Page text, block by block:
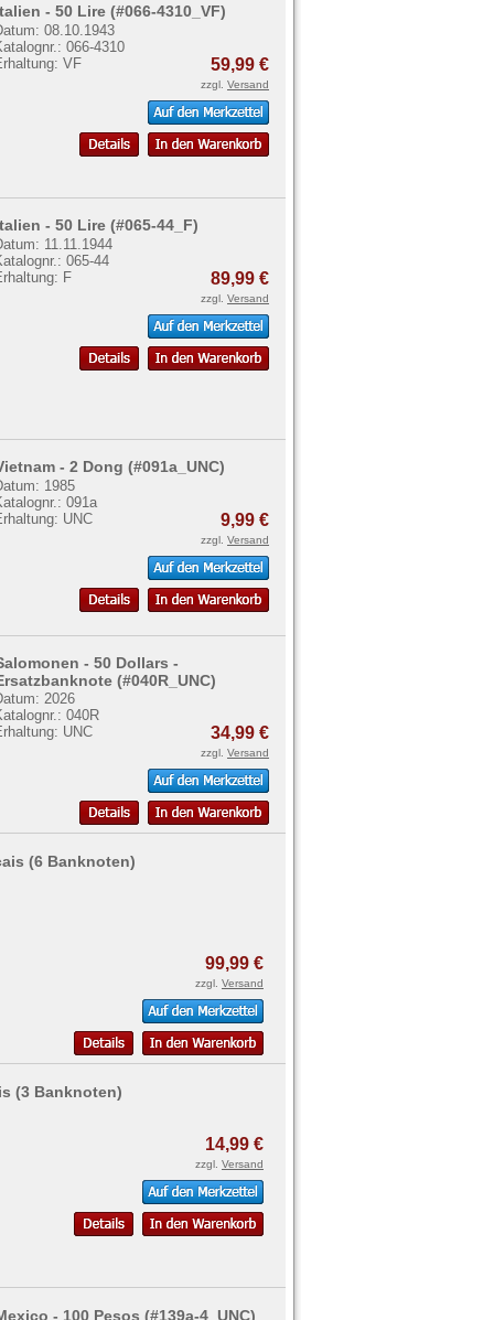
- 50 Lire (#066-4310_VF)
08.10.1943
066-4310
VF
59,99 €
zzgl. Versand
- 50 Lire (#065-44_F)
11.11.1944
065-44
F
89,99 €
zzgl. Versand
- 2 Dong (#091a_UNC)
1985
091a
UNC
9,99 €
zzgl. Versand
- 50 Dollars -
(#040R_UNC)
2026
040R
UNC
34,99 €
zzgl. Versand
(6 Banknoten)
99,99 €
zzgl. Versand
(3 Banknoten)
14,99 €
zzgl. Versand
- 100 Pesos (#139a-4_UNC)